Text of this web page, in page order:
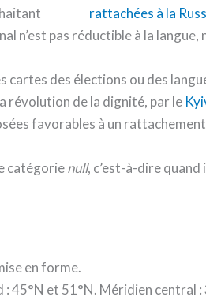
n’est pas réductible à la langue,
cartes des élections ou des
révolution de la dignité, par le
favorables à un
catégorienull, c’est-à-dire quand
en forme.
45°N et 51°N. Méridien central :